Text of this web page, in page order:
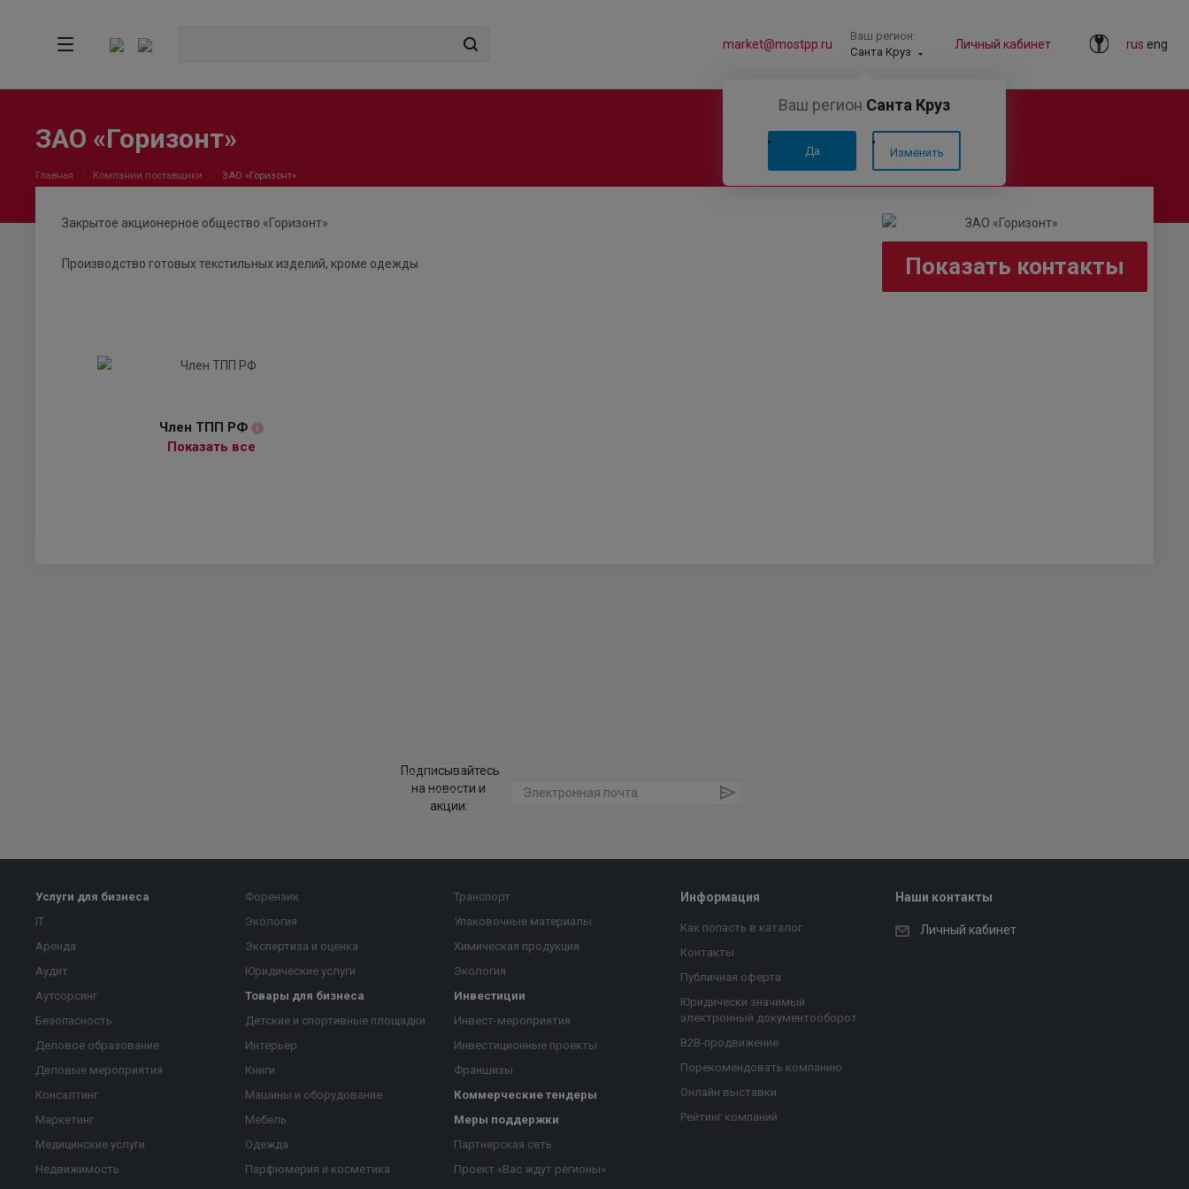
rus eng
Личный кабинет
Ваш регион:
Санта Круз
Ваш регион Санта Круз
Да Изменить
market@mostpp.ru
ЗАО «Горизонт»
Главная Компании поставщики ЗАО «Горизонт»
Показать контакты
Закрытое акционерное общество «Горизонт»
Производство готовых текстильных изделий, кроме одежды
Член ТПП РФ i
Показать все
Подписывайтесь
на новости и
акции:
Услуги для бизнеса
IT
Аренда
Аудит
Аутсорсинг
Безопасность
Деловое образование
Деловые мероприятия
Консалтинг
Маркетинг
Медицинские услуги
Недвижимость
Форензик
Экология
Экспертиза и оценка
Юридические услуги
Товары для бизнеса
Детские и спортивные площадки
Интерьер
Книги
Машины и оборудование
Мебель
Одежда
Парфюмерия и косметика
Транспорт
Упаковочные материалы
Химическая продукция
Экология
Инвестиции
Инвест-мероприятия
Инвестиционные проекты
Франшизы
Коммерческие тендеры
Меры поддержки
Партнерская сеть
Проект «Вас ждут регионы»
Информация
Как попасть в каталог
Контакты
Публичная оферта
Юридически значимый
электронный документооборот
B2B-продвижение
Порекомендовать компанию
Онлайн выставки
Рейтинг компаний
Наши контакты
Личный кабинет